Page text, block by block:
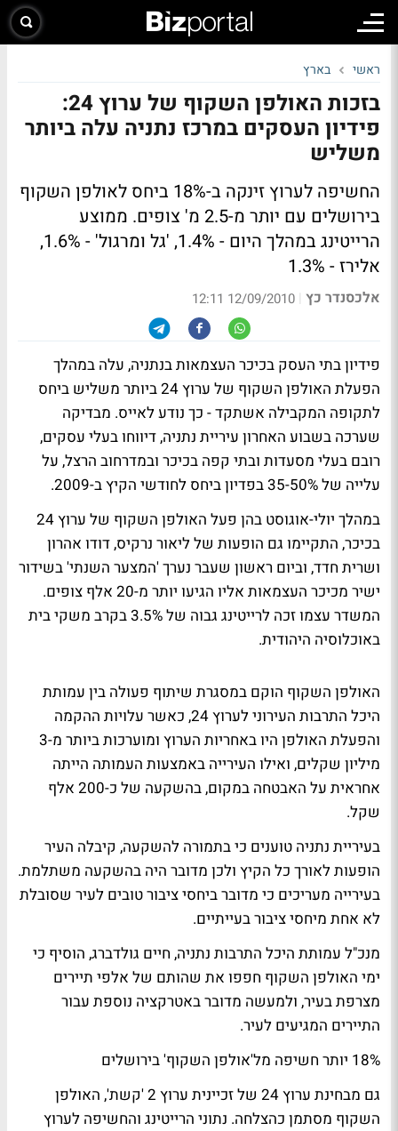
ראשי בארץ
בזכות האולפן השקוף של ערוץ 24:
פידיון העסקים במרכז נתניה עלה ביותר
משליש
החשיפה לערוץ זינקה ב-18% ביחס לאולפן השקוף
בירושלים עם יותר מ-2.5 מ' צופים. ממוצע
הרייטינג במהלך היום - 1.4%, 'גל ומרגול' - 1.6%,
אלירז - 1.3%
אלכסנדר כץ |
12/09/2010 12:11
פידיון בתי העסק בכיכר העצמאות בנתניה, עלה במהלך
הפעלת האולפן השקוף של ערוץ 24 ביותר משליש ביחס
לתקופה המקבילה אשתקד - כך נודע לאייס. מבדיקה
שערכה בשבוע האחרון עיריית נתניה, דיווחו בעלי עסקים,
רובם בעלי מסעדות ובתי קפה בכיכר ובמדרחוב הרצל, על
עלייה של 35-50% בפדיון ביחס לחודשי הקיץ ב-2009.
במהלך יולי-אוגוסט בהן פעל האולפן השקוף של ערוץ 24
בכיכר, התקיימו גם הופעות של ליאור נרקיס, דודו אהרון
ושרית חדד, וביום ראשון שעבר נערך 'המצער השנתי' בשידור
ישיר מכיכר העצמאות אליו הגיעו יותר מ-20 אלף צופים.
המשדר עצמו זכה לרייטינג גבוה של 3.5% בקרב משקי בית
באוכלוסיה היהודית.
האולפן השקוף הוקם במסגרת שיתוף פעולה בין עמותת
היכל התרבות העירוני לערוץ 24, כאשר עלויות ההקמה
והפעלת האולפן היו באחריות הערוץ ומוערכות ביותר מ-3
מיליון שקלים, ואילו העירייה באמצעות העמותה הייתה
אחראית על האבטחה במקום, בהשקעה של כ-200 אלף
שקל.
בעיריית נתניה טוענים כי בתמורה להשקעה, קיבלה העיר
הופעות לאורך כל הקיץ ולכן מדובר היה בהשקעה משתלמת.
בעירייה מעריכים כי מדובר ביחסי ציבור טובים לעיר שסובלת
לא אחת מיחסי ציבור בעייתיים.
מנכ"ל עמותת היכל התרבות נתניה, חיים גולדברג, הוסיף כי
ימי האולפן השקוף חפפו את שהותם של אלפי תיירים
מצרפת בעיר, ולמעשה מדובר באטרקציה נוספת עבור
התיירים המגיעים לעיר.
18% יותר חשיפה מל'אולפן השקוף' בירושלים
גם מבחינת ערוץ 24 של זכיינית ערוץ 2 'קשת', האולפן
השקוף מסתמן כהצלחה. נתוני הרייטינג והחשיפה לערוץ